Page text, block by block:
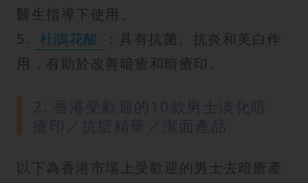
醫生指導下使用。
5.
杜鵑花酸
：具有抗菌、抗炎和美白作
用，有助於改善暗瘡和暗瘡印。
以下為香港市場上受歡迎的男士去暗瘡產